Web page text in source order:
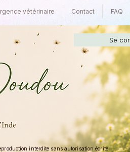
vétérinaire Contact FAQ
Se
interdite sans autorisation écrite.